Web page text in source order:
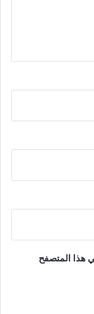
هذا المتصفح